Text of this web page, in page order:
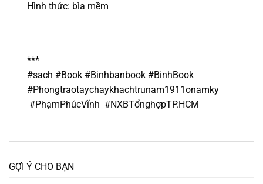
Hình thức: bìa mềm
***
#sach #Book #Binhbanbook #BinhBook
#Phongtraotaychaykhachtrunam1911onamky
#PhạmPhúcVĩnh #NXBTổnghợpTP.HCM
GỢI Ý CHO BẠN